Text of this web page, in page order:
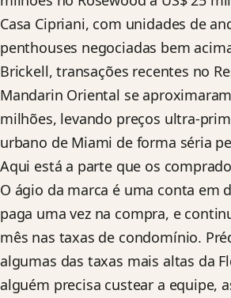
Casa Cipriani, com unidades de
penthouses negociadas bem
Brickell, transações recentes no
Mandarin Oriental se
milhões, levando preços ultra-
urbano de Miami de forma séria
Aqui está a parte que os
O ágio da marca é uma conta em
paga uma vez na compra, e
mês nas taxas de condomínio.
algumas das taxas mais altas da
alguém precisa custear a equipe,